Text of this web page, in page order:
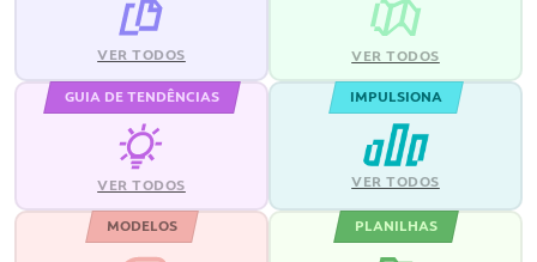
VER TODOS VER TODOS
GUIA DE TENDÊNCIAS
VER TODOS
IMPULSIONA
VER TODOS
MODELOS PLANILHAS